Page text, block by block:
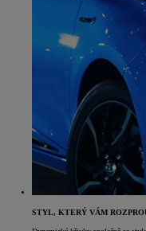
STYL, KTERÝ VÁM